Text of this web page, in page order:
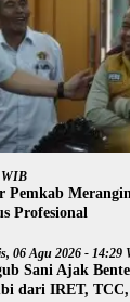
WIB
Pemkab
Profesional
06 Agu 2026 - 14:29
Sani Ajak
dari IRET,